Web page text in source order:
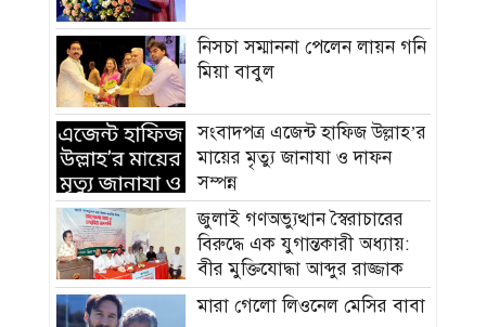
নিসচা সম্মাননা পেলেন লায়ন গনি
মিয়া বাবুল
সংবাদপত্র এজেন্ট হাফিজ উল্লাহ’র
মায়ের মৃত্যু জানাযা ও দাফন
সম্পন্ন
জুলাই গণঅভ্যুত্থান স্বৈরাচারের
বিরুদ্ধে এক যুগান্তকারী অধ্যায়:
বীর মুক্তিযোদ্ধা আব্দুর রাজ্জাক
মারা গেলো লিওনেল মেসির বাবা